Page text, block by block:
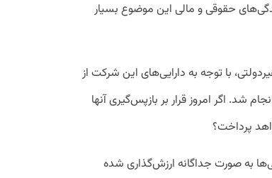
حقوقی و مالی این موضوع بسیار
با توجه به دارایی‌های این شرکت از
اگر امروز قرار بر بازپس‌گیری آنها
پرداخت؟
به صورت جداگانه ارزش‌گذاری شده